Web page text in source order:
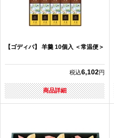
【ゴディバ】 羊羹 10個入 ＜常温便＞
税込6,102円
商品詳細